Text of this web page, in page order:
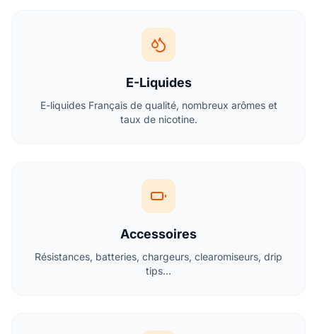
E-Liquides
E-liquides Français de qualité, nombreux arômes et
taux de nicotine.
Accessoires
Résistances, batteries, chargeurs, clearomiseurs, drip
tips...